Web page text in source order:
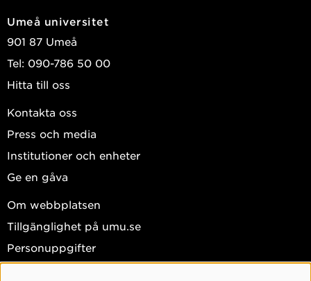
Umeå universitet
901 87 Umeå
Tel: 090-786 50 00
Hitta till oss
Kontakta oss
Press och media
Institutioner och enheter
Ge en gåva
Om webbplatsen
Tillgänglighet på umu.se
Personuppgifter